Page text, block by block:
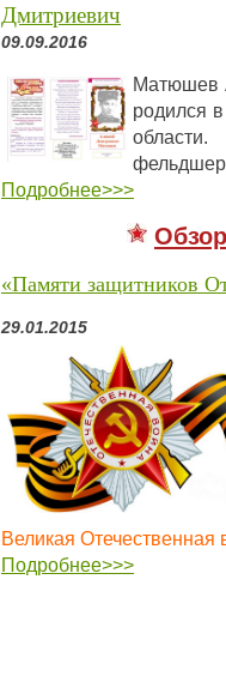
Дмитриевич
09.09.2016
Матюшев
родился
Подробнее>>>
«Памяти защитников
29.01.2015
Великая
Подробнее>>>